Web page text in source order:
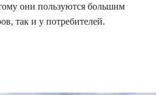
они пользуются большим
так и у потребителей.